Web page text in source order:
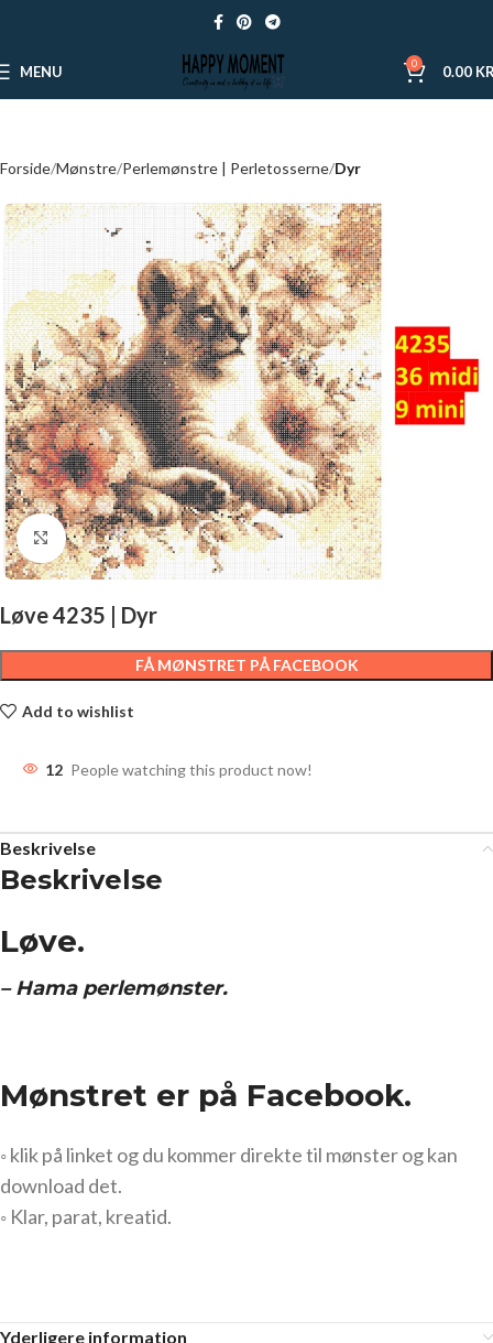
MENU 0 0.00
Forside Mønstre Perlemønstre | Perletosserne Dyr
Click to enlarge
Løve 4235 | Dyr
FÅ MØNSTRET PÅ FACEBOOK
Add to wishlist
12 People watching this product now!
Beskrivelse
Beskrivelse
Løve.
– Hama perlemønster.
Mønstret er på Facebook.
◦ klik på linket og du kommer direkte til mønster og kan
download det.
◦ Klar, parat, kreatid.
Yderligere information